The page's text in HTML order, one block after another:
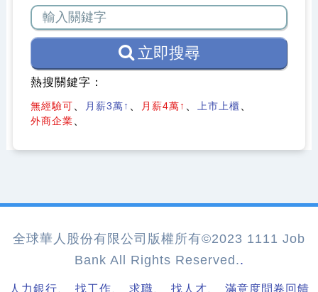
立即搜尋
熱搜關鍵字：
無經驗可 月薪3萬↑ 月薪4萬↑
上市上櫃
外商企業
全球華人股份有限公司版權所有©2023 1111 Job
Bank All Rights Reserved..
人力銀行、 找工作、 求職、 找人才、 滿意度問卷回饋